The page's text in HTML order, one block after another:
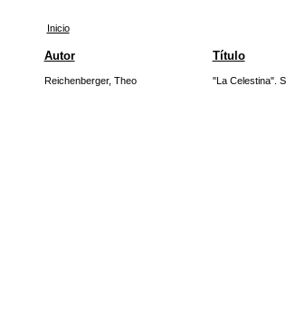
Inicio
Autor Título
Reichenberger, Theo "La Celestina".